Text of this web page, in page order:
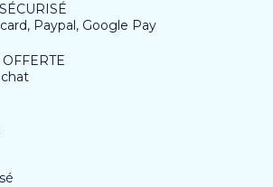
Paypal, Google Pay